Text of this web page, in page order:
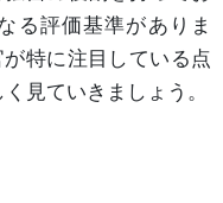
る評価基準がありま
特に注目している点
見ていきましょう。